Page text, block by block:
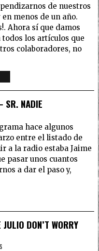
de nuestros
menos de un año.
Ahora sí que damos
los artículos que
colaboradores, no
SR. NADIE
hace algunos
entre el listado de
a la radio estaba Jaime
pasar unos cuantos
a dar el paso y,
DON’T WORRY